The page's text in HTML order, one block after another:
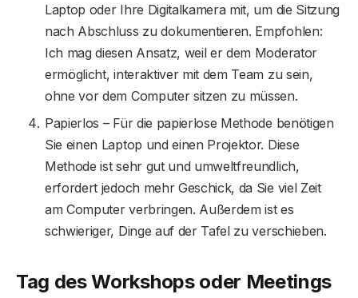
Laptop oder Ihre Digitalkamera mit, um die Sitzung
nach Abschluss zu dokumentieren. Empfohlen:
Ich mag diesen Ansatz, weil er dem Moderator
ermöglicht, interaktiver mit dem Team zu sein,
ohne vor dem Computer sitzen zu müssen.
Papierlos – Für die papierlose Methode benötigen
Sie einen Laptop und einen Projektor. Diese
Methode ist sehr gut und umweltfreundlich,
erfordert jedoch mehr Geschick, da Sie viel Zeit
am Computer verbringen. Außerdem ist es
schwieriger, Dinge auf der Tafel zu verschieben.
Tag des Workshops oder Meetings